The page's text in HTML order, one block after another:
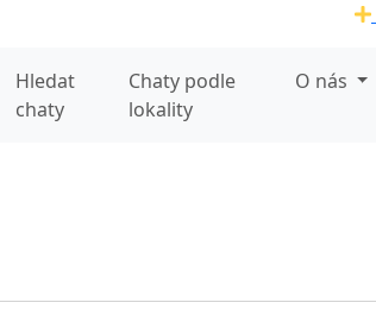
Hledat
chaty
Chaty podle
lokality
O nás